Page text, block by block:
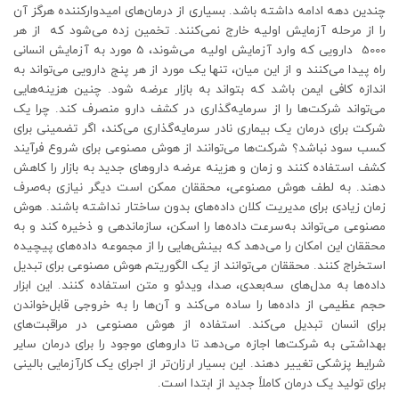
چندین دهه ادامه داشته باشد. بسیاری از درمان‌های امیدوارکننده هرگز آن
را از مرحله آزمایش اولیه خارج نمی‌کنند. تخمین زده می‌شود که از هر
5000 دارویی که وارد آزمایش اولیه می‌شوند، 5 مورد به آزمایش انسانی
راه پیدا می‌کنند و از این میان، تنها یک مورد از هر پنج دارویی می‌تواند به
اندازه کافی ایمن باشد که بتواند به بازار عرضه شود. چنین هزینه‌هایی
می‌تواند شرکت‌ها را از سرمایه‌گذاری در کشف دارو منصرف کند. چرا یک
شرکت برای درمان یک بیماری نادر سرمایه‌گذاری می‌کند، اگر تضمینی برای
کسب سود نباشد؟ شرکت‌ها می‌توانند از هوش مصنوعی برای شروع فرآیند
کشف استفاده کنند و زمان و هزینه عرضه داروهای جدید به بازار را کاهش
دهند. به لطف هوش مصنوعی، محققان ممکن است دیگر نیازی به‌صرف
زمان زیادی برای مدیریت کلان داده‌های بدون ساختار نداشته باشند. هوش
مصنوعی می‌تواند به‌سرعت داده‌ها را اسکن، سازماندهی و ذخیره کند و به
محققان این امکان را می‌دهد که بینش‌هایی را از مجموعه داده‌های پیچیده
استخراج کنند. محققان می‌توانند از یک الگوریتم هوش مصنوعی برای تبدیل
داده‌ها به مدل‌های سه‌بعدی، صدا، ویدئو و متن استفاده کنند. این ابزار
حجم عظیمی از داده‌ها را ساده می‌کند و آن‌ها را به خروجی قابل‌خواندن
برای انسان تبدیل می‌کند. استفاده از هوش مصنوعی در مراقبت‌های
بهداشتی به شرکت‌ها اجازه می‌دهد تا داروهای موجود را برای درمان سایر
شرایط پزشکی تغییر دهند. این بسیار ارزان‌تر از اجرای یک کارآزمایی بالینی
برای تولید یک درمان کاملاً جدید از ابتدا است.